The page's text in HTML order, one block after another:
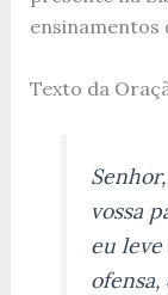
ensinamentos
Texto da
vossa
eu